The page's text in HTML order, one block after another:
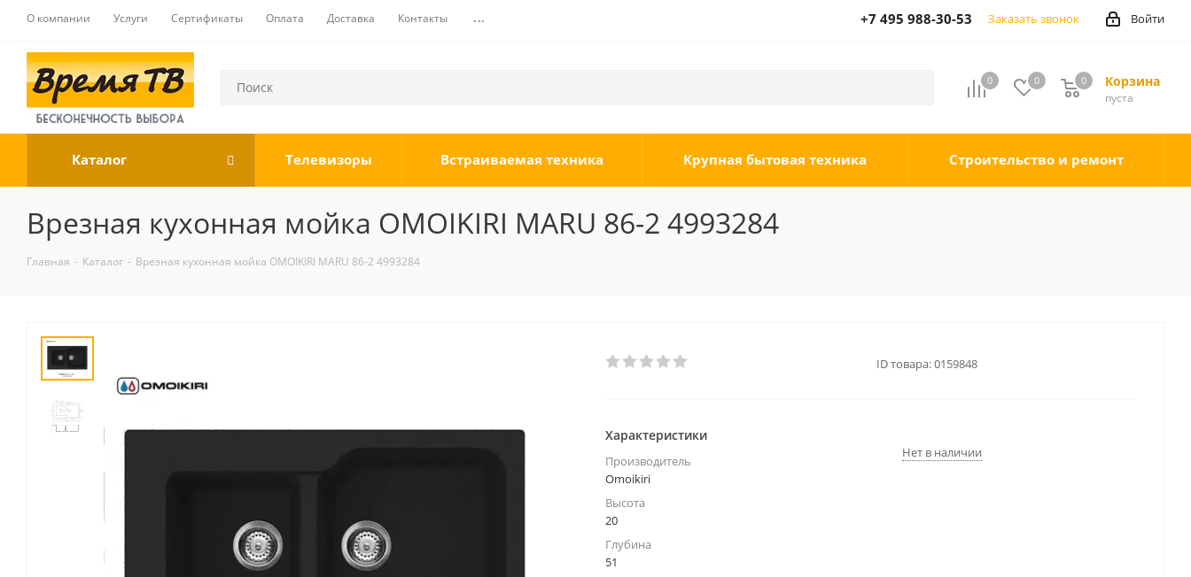
О компании Услуги Сертификаты Оплата Доставка Контакты ... Войти
+7 495 988-30-53 Заказать звонок
0 0 Корзина
0
пуста
0
Каталог Телевизоры Встраиваемая техника Крупная бытовая техника Строительство и ремонт
Врезная кухонная мойка OMOIKIRI MARU 86-2 4993284
Главная - Каталог - Врезная кухонная мойка OMOIKIRI MARU 86-2 4993284
ID товара:0159848
Характеристики
Производитель
Omoikiri
Высота
20
Глубина
51
Нет в наличии